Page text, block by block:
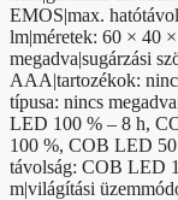
EMOS|max.
lm|méretek: 60 × 40
megadva|sugárzási
AAA|tartozékok:
típusa: nincs
LED 100 % – 8 h,
100 %, COB LED
távolság: COB LED
m|világítási